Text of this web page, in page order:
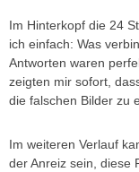
Im Hinterkopf die 24
ich einfach: Was
Antworten waren
zeigten mir sofort,
die falschen Bilder zu
Im weiteren Verlauf
der Anreiz sein, diese